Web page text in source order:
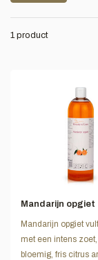
1 product
Mandarijn opgiet
Mandarijn opgiet
met een intens
bloemig, fris citrus